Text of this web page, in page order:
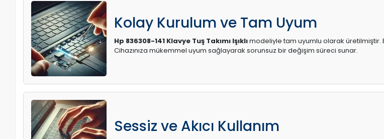
Kolay Kurulum ve Tam Uyum
Hp 836308-141 Klavye Tuş Takımı Işıklımodeliyle tam uyumlu olarak üretilmiştir.
Cihazınıza mükemmel uyum sağlayarak sorunsuz bir değişim süreci sunar.
Sessiz ve Akıcı Kullanım